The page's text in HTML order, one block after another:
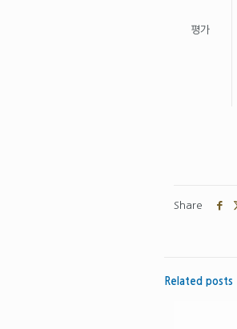
평가
Share
Related posts